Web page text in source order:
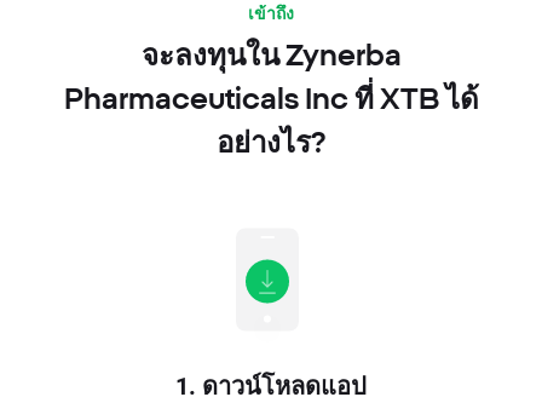
เข้าถึง
จะลงทุนใน Zynerba
Pharmaceuticals Inc ที่ XTB ได้
อย่างไร?
1. ดาวน์โหลดแอป